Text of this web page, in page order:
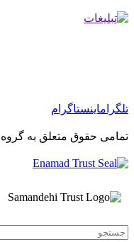
تلگراماینستاگرام
تمامی حقوق متعلق به